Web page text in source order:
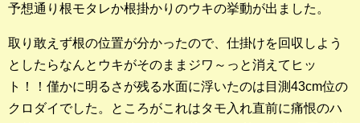
予想通り根モタレか根掛かりのウキの挙動が出ました。
取り敢えず根の位置が分かったので、仕掛けを回収しよう
としたらなんとウキがそのままジワ～っと消えてヒッ
ト！！僅かに明るさが残る水面に浮いたのは目測43cm位の
クロダイでした。ところがこれはタモ入れ直前に痛恨のハ